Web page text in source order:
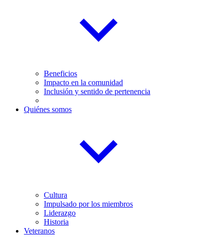
Beneficios
Impacto en la comunidad
Inclusión y sentido de pertenencia
Quiénes somos
Cultura
Impulsado por los miembros
Liderazgo
Historia
Veteranos